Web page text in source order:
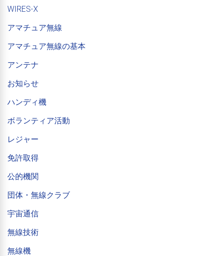
WIRES-X
アマチュア無線
アマチュア無線の基本
アンテナ
お知らせ
ハンディ機
ボランティア活動
レジャー
免許取得
公的機関
団体・無線クラブ
宇宙通信
無線技術
無線機